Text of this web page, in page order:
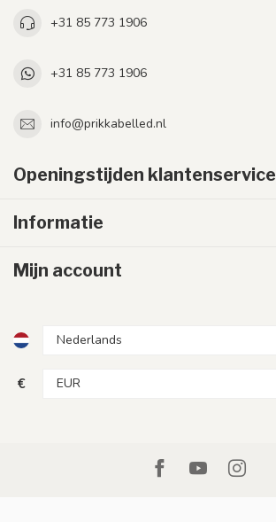
+31 85 773 1906
+31 85 773 1906
info@prikkabelled.nl
Openingstijden klantenservice
Informatie
Mijn account
€